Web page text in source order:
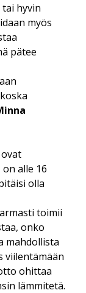
hyvin
myös
pätee
alle 16
olla
toimii
onko
mahdollista
viilentämään
ohittaa
lämmitetä.